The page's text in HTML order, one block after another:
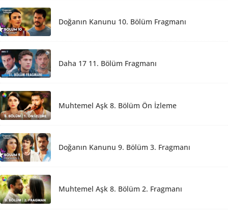
Doğanın Kanunu 10. Bölüm Fragmanı
Daha 17 11. Bölüm Fragmanı
Muhtemel Aşk 8. Bölüm Ön İzleme
Doğanın Kanunu 9. Bölüm 3. Fragmanı
Muhtemel Aşk 8. Bölüm 2. Fragmanı